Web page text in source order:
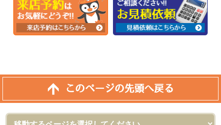
このページの先頭へ戻る